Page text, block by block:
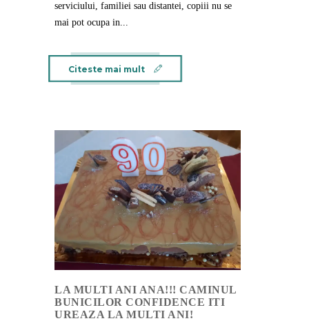
serviciului, familiei sau distantei, copiii nu se
mai pot ocupa in...
Citeste mai mult
LA MULTI ANI ANA!!! CAMINUL
BUNICILOR CONFIDENCE ITI
UREAZA LA MULTI ANI!